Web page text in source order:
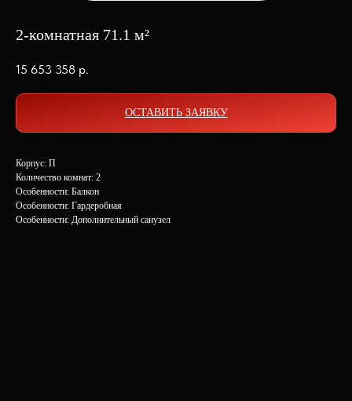
2-комнатная 71.1 м²
15 653 358 р.
ОСТАВИТЬ ЗАЯВКУ
Корпус: П
Количество комнат: 2
Особенности: Балкон
Особенности: Гардеробная
Особенности: Дополнительный санузел